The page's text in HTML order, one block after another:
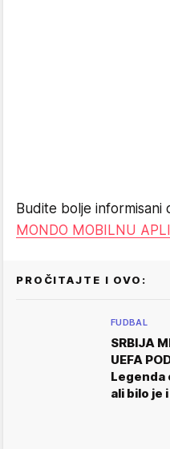
Budite bolje informisani
MONDO MOBILNU
PROČITAJTE I OVO:
FUDBAL
SRBIJA
UEFA
Legenda
ali bilo je